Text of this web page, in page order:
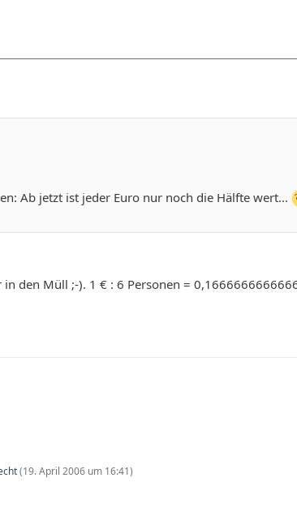
Ab jetzt ist jeder Euro nur noch die Hälfte wert...
in den Müll ;-). 1 € : 6 Personen =
(19. April 2006 um 16:41)